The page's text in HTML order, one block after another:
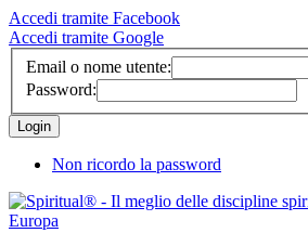
Accedi tramite Facebook
Accedi tramite Google
Email o nome utente:
Password:
Non ricordo la password